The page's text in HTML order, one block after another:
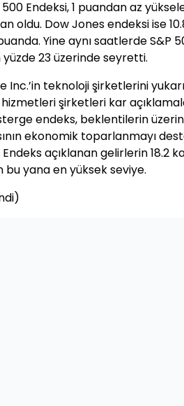
Endeksi, 1 puandan az
oldu. Dow Jones endeksi ise
Yine aynı saatlerde S&P
yüzde 23 üzerinde seyretti.
Inc.’in teknoloji şirketlerini
hizmetleri şirketleri kar
endeks, beklentilerin
ekonomik toparlanmayı
açıklanan gelirlerin 18.2
bu yana en yüksek seviye.